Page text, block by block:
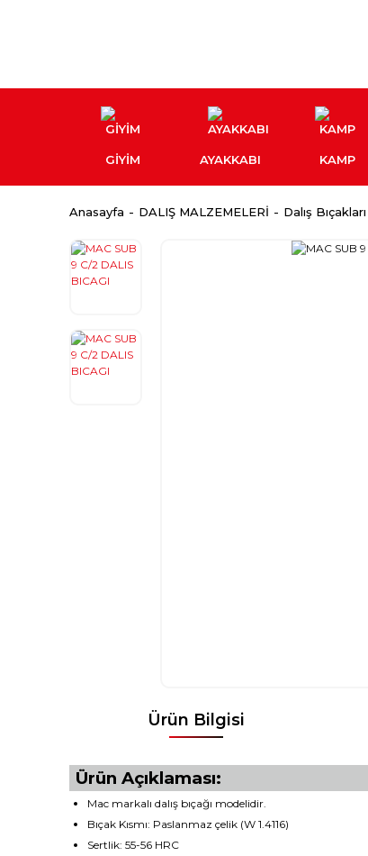
GİYİM AYAKKABI KAMP
Anasayfa DALIŞ MALZEMELERİ Dalış Bıçakları
Ürün Bilgisi
Ürün Açıklaması:
Mac markalı dalış bıçağı modelidir.
Bıçak Kısmı: Paslanmaz çelik (W 1.4116)
Sertlik: 55-56 HRC